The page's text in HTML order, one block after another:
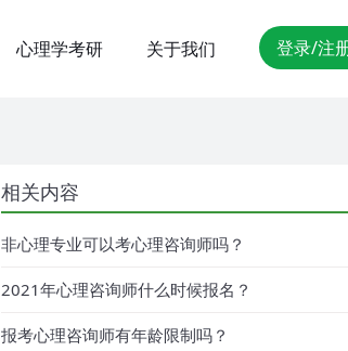
心理学考研 关于我们 登录/注
相关内容
非心理专业可以考心理咨询师吗？
2021年心理咨询师什么时候报名？
报考心理咨询师有年龄限制吗？